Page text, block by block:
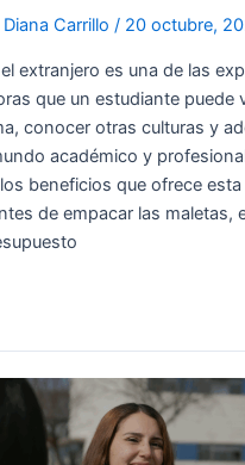
Diana Carrillo/ 20 octubre,
extranjero es una de las
que un estudiante puede
conocer otras culturas y
académico y
beneficios que ofrece
de empacar las maletas,